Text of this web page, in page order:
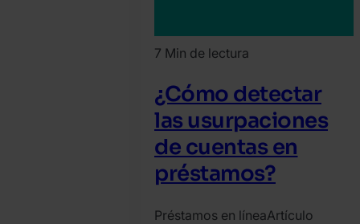
7 Min de lectura
¿Cómo detectar
las usurpaciones
de cuentas en
préstamos?
Préstamos en líneaArtículo